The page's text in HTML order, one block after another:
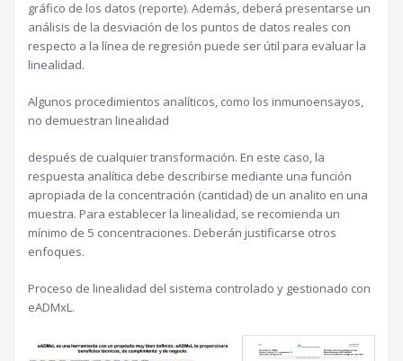
gráfico de los datos (reporte). Además, deberá presentarse un
análisis de la desviación de los puntos de datos reales con
respecto a la línea de regresión puede ser útil para evaluar la
linealidad.
Algunos procedimientos analíticos, como los inmunoensayos,
no demuestran linealidad
después de cualquier transformación. En este caso, la
respuesta analítica debe describirse mediante una función
apropiada de la concentración (cantidad) de un analito en una
muestra. Para establecer la linealidad, se recomienda un
mínimo de 5 concentraciones. Deberán justificarse otros
enfoques.
Proceso de linealidad del sistema controlado y gestionado con
eADMxL.